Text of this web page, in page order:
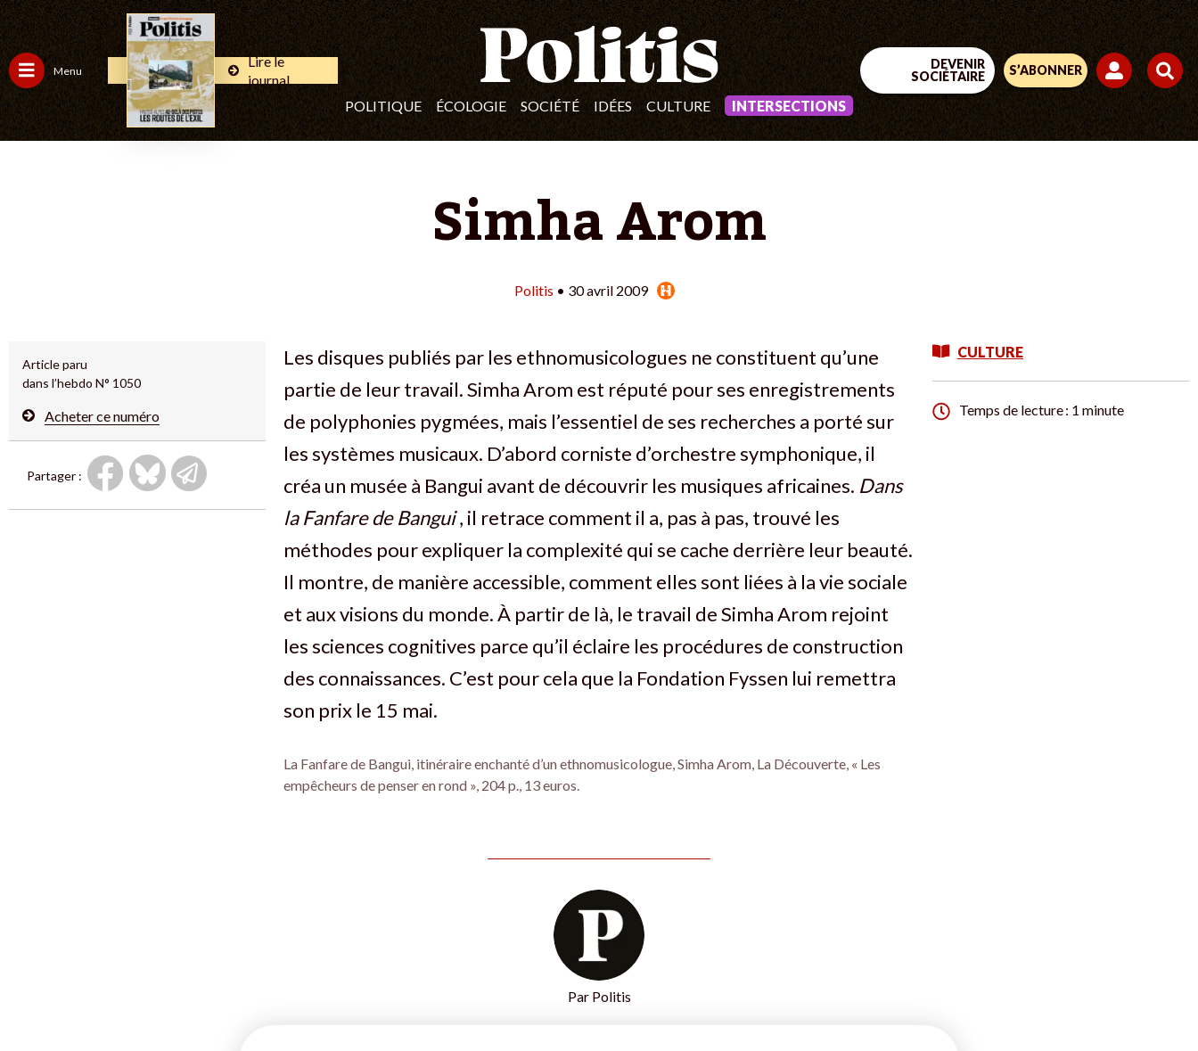
Menu
Lire le
journal
POLITIQUE
ÉCOLOGIE SOCIÉTÉ IDÉES CULTURE INTERSECTIONS
DEVENIR
SOCIÉTAIRE
S’ABONNER
Simha Arom
Politis • 30 avril 2009
Article paru
dans l’hebdo N° 1050
Acheter ce numéro
Partager :
Les disques publiés par les ethnomusicologues ne constituent qu’une
partie de leur travail. Simha Arom est réputé pour ses enregistrements
de polyphonies pygmées, mais l’essentiel de ses recherches a porté sur
les systèmes musicaux. D’abord corniste d’orchestre symphonique, il
créa un musée à Bangui avant de découvrir les musiques africaines. Dans
la Fanfare de Bangui, il retrace comment il a, pas à pas, trouvé les
méthodes pour expliquer la complexité qui se cache derrière leur beauté.
Il montre, de manière accessible, comment elles sont liées à la vie sociale
et aux visions du monde. À partir de là, le travail de Simha Arom rejoint
les sciences cognitives parce qu’il éclaire les procédures de construction
des connaissances. C’est pour cela que la Fondation Fyssen lui remettra
son prix le 15 mai.
La Fanfare de Bangui, itinéraire enchanté d’un ethnomusicologue, Simha Arom, La Découverte, « Les
empêcheurs de penser en rond », 204 p., 13 euros.
Par Politis
CULTURE
Temps de lecture : 1 minute